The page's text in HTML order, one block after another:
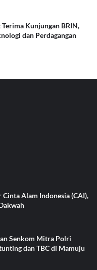
Kunjungan BRIN,
dan Perdagangan
Cinta Alam Indonesia (CAI),
Senkom Mitra Polri
dan TBC di Mamuju